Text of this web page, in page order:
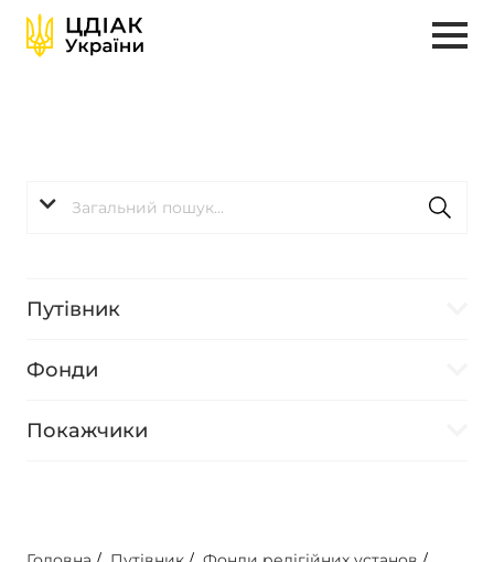
Путівник
Фонди
Покажчики